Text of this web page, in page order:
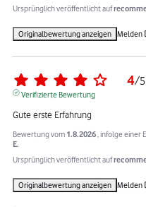
Ursprünglich veröffentlicht auf
Originalbewertung anzeigen Melden
4/5
Verifizierte Bewertung
Gute erste Erfahrung
Bewertung vom 1.8.2026 , infolge einer
E.
Ursprünglich veröffentlicht auf
Originalbewertung anzeigen Melden